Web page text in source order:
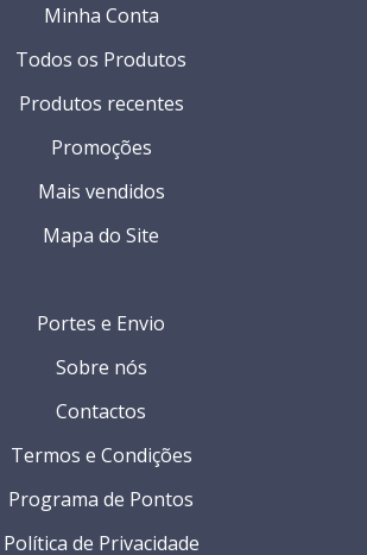
Portes e Envio
Sobre nós
Contactos
Termos e Condições
Programa de Pontos
Política de Privacidade
Minha Conta
Todos os Produtos
Produtos recentes
Promoções
Mais vendidos
Mapa do Site